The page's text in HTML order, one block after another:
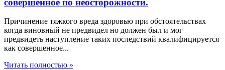
совершенное по неосторожности.
Причинение тяжкого вреда здоровью при обстоятельствах
когда виновный не предвидел но должен был и мог
предвидеть наступление таких последствий квалифицируется
как совершенное...
Читать полностью »